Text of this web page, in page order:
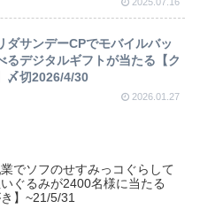
ダサンデーCPでモバイルバッ
るデジタルギフトが当たる【ク
〆切2026/4/30
2026.01.27
でソフのせすみっコぐらして
ぐるみが2400名様に当たる
き】~21/5/31